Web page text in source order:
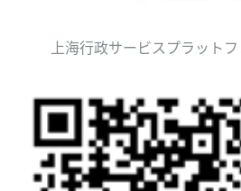
上海行政サービスプラット